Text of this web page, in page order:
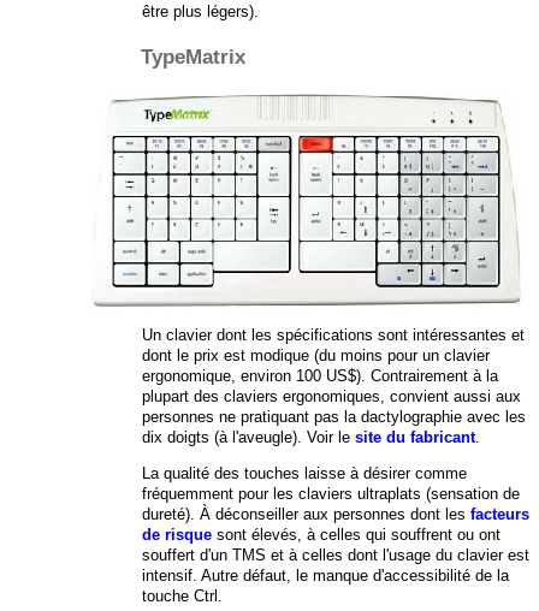
être plus légers).
TypeMatrix
Un clavier dont les spécifications sont intéressantes et
dont le prix est modique (du moins pour un clavier
ergonomique, environ 100 US$). Contrairement à la
plupart des claviers ergonomiques, convient aussi aux
personnes ne pratiquant pas la dactylographie avec les
dix doigts (à l'aveugle). Voir lesite du fabricant.
La qualité des touches laisse à désirer comme
fréquemment pour les claviers ultraplats (sensation de
dureté). À déconseiller aux personnes dont lesfacteurs
de risque sont élevés, à celles qui souffrent ou ont
souffert d'un TMS et à celles dont l'usage du clavier est
intensif. Autre défaut, le manque d'accessibilité de la
touche Ctrl.